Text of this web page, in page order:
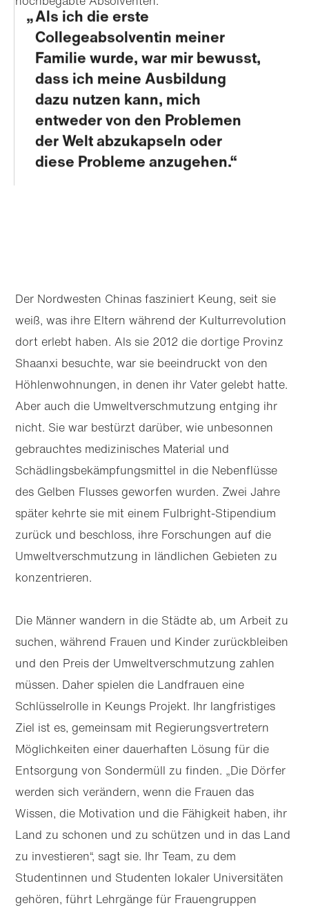
Als ich die erste
Collegeabsolventin meiner
Familie wurde, war mir bewusst,
dass ich meine Ausbildung
dazu nutzen kann, mich
entweder von den Problemen
der Welt abzukapseln oder
diese Probleme anzugehen.
Der Nordwesten Chinas fasziniert Keung, seit sie
weiß, was ihre Eltern während der Kulturrevolution
dort erlebt haben. Als sie 2012 die dortige Provinz
Shaanxi besuchte, war sie beeindruckt von den
Höhlenwohnungen, in denen ihr Vater gelebt hatte.
Aber auch die Umwelt­ver­schmutzung entging ihr
nicht. Sie war bestürzt darüber, wie unbesonnen
gebrauchtes medizinisches Material und
Schädlingsbekämpfungsmittel in die Nebenflüsse
des Gelben Flusses geworfen wurden. Zwei Jahre
später kehrte sie mit einem Fulbright-Stipendium
zurück und beschloss, ihre Forschungen auf die
Umweltverschmutzung in ländlichen Gebieten zu
konzentrieren.
Die Männer wandern in die Städte ab, um Arbeit zu
suchen, während Frauen und Kinder zurückbleiben
und den Preis der Umwelt­ver­schmutzung zahlen
müssen. Daher spielen die Landfrauen eine
Schlüsselrolle in Keungs Projekt. Ihr langfristiges
Ziel ist es, gemeinsam mit Regierungsvertretern
Möglichkeiten einer dauerhaften Lösung für die
Entsorgung von Sondermüll zu finden. „Die Dörfer
werden sich verändern, wenn die Frauen das
Wissen, die Motivation und die Fähigkeit haben, ihr
Land zu schonen und zu schützen und in das Land
zu investieren“, sagt sie. Ihr Team, zu dem
Studentinnen und Studenten lokaler Universitäten
gehören, führt Lehrgänge für Frauengruppen